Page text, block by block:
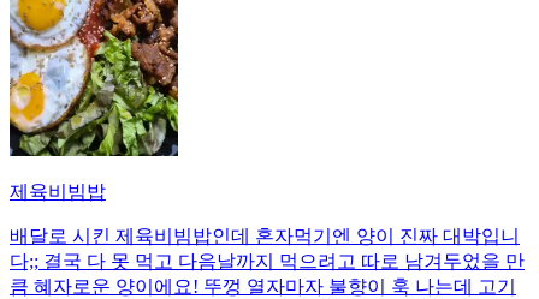
제육비빔밥
배달로 시킨 제육비빔밥인데 혼자먹기엔 양이 진짜 대박입니
다;; 결국 다 못 먹고 다음날까지 먹으려고 따로 남겨두었을 만
큼 혜자로운 양이에요! 뚜껑 열자마자 불향이 훅 나는데 고기